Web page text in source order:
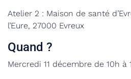
Atelier 2 : Maison de santé
l’Eure, 27000 Evreux
Quand ?
Mercredi 11 décembre de 10h à